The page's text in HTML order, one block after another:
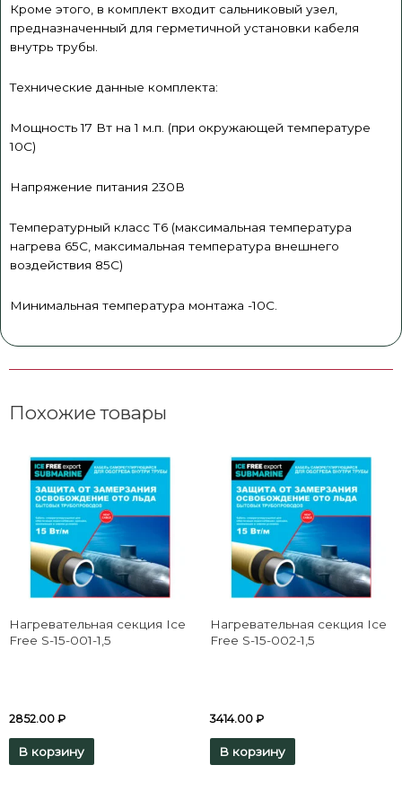
Кроме этого, в комплект входит сальниковый узел,
предназначенный для герметичной установки кабеля
внутрь трубы.
Технические данные комплекта:
Мощность 17 Вт на 1 м.п. (при окружающей температуре
10С)
Напряжение питания 230В
Температурный класс Т6 (максимальная температура
нагрева 65С, максимальная температура внешнего
воздействия 85С)
Минимальная температура монтажа -10С.
Похожие товары
Нагревательная секция Ice
Free S-15-001-1,5
2852.00 ₽
В корзину
Нагревательная секция Ice
Free S-15-002-1,5
3414.00 ₽
В корзину